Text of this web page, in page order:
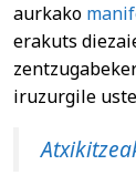
aurkako
erakuts
iruzurgile